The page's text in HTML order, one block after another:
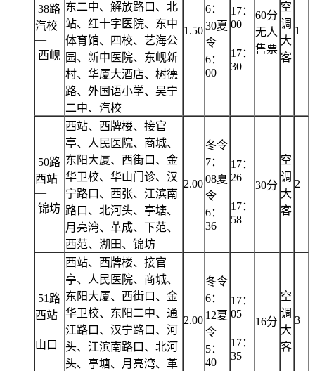
38路
汽校
—
西岘
东二中、解放路口、北
站、红十字医院、东中
体育馆、四校、艺海公
园、新中医院、东岘新
村、华厦大酒店、树德
路、外国语小学、吴宁
二中、汽校
1.50
6：
30夏
令
6：
00
17：
00
17：
30
60分
无人
售票
空
调
大
客
1
50路
西站
—
锦坊
西站、西牌楼、接官
亭、人民医院、商城、
东阳大厦、西街口、金
华卫校、华山门诊、汉
宁路口、西张、江滨南
路口、北河头、亭塘、
月亮湾、革成、下范、
西范、湖田、锦坊
2.00
冬令
7：
08夏
令
6：
36
17：
26
17：
58
30分
空
调
大
客
2
51路
西站
—
山口
西站、西牌楼、接官
亭、人民医院、商城、
东阳大厦、西街口、金
华卫校、东阳二中、通
江路口、汉宁路口、河
头、江滨南路口、北河
头、亭塘、月亮湾、革
2.00
冬令
6：
12夏
令
5：
40
17：
05
17：
35
16分
空
调
大
客
3